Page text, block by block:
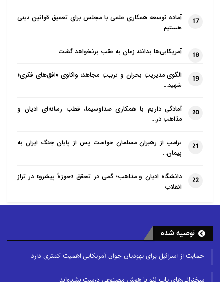
17
آماده توسعه همکاری علمی با مجلس برای تعمیق قوانین دینی
هستیم
18 آمریکایی‌ها بدانند زمان به عقب برنخواهد گشت
19
الگوی مدیریتِ بحران و تربیتِ مجاهد؛ واکاوی «افق‌های فکری»
شهید…
20
آمادگی داریم با همکاری صداوسیما، قطب رسانه‌ای ادیان و
مذاهب در…
21
ترامپ از رهبران مسلمان خواست پس از پایان جنگ ایران به
پیمان…
22
دانشگاه ادیان و مذاهب؛ گامی در تحقق «حوزهٔ پیشرو» در تراز
انقلاب
توصیه شده
حمایت از اسرائیل برای یهودیان جوان آمریکایی اهمیت کمتری دارد
سخنرانی‌های پاپ لئو با هوش مصنوعی درست نشده‌اند